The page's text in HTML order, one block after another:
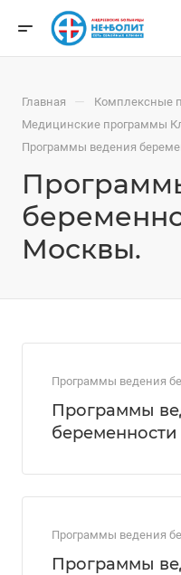
Главная — Комплексные
Медицинские программы
Программы ведения
Москвы.
Программы ведения
Программы
беременности
Программы ведения
Программы